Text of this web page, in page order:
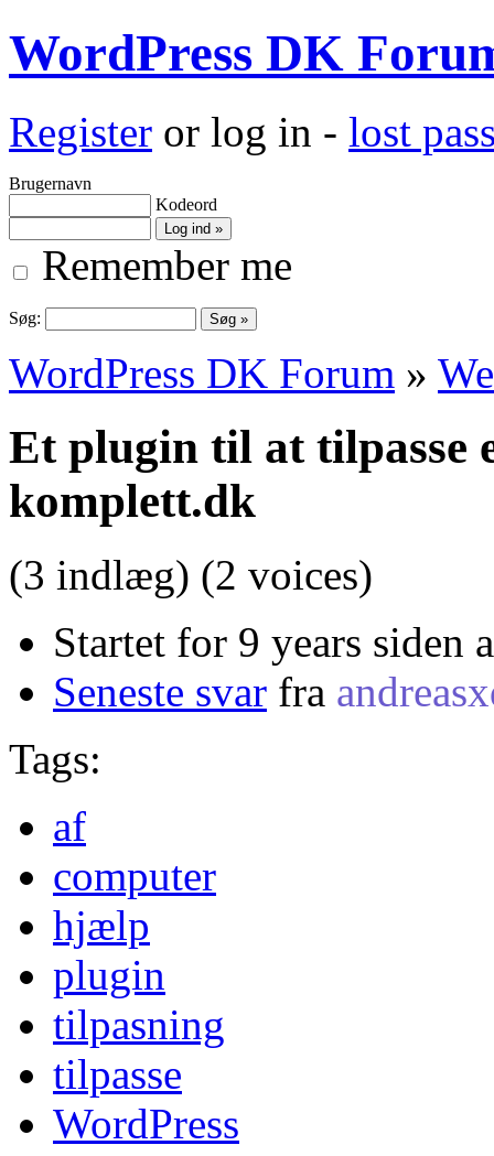
WordPress DK
Register or log in - lost
Brugernavn
Kodeord
Remember me
Søg:
WordPress DK Forum »
Et plugin til at tilpasse
komplett.dk
(3 indlæg) (2 voices)
Startet for 9 years siden
Seneste svar fra
Tags:
af
computer
hjælp
plugin
tilpasning
tilpasse
WordPress